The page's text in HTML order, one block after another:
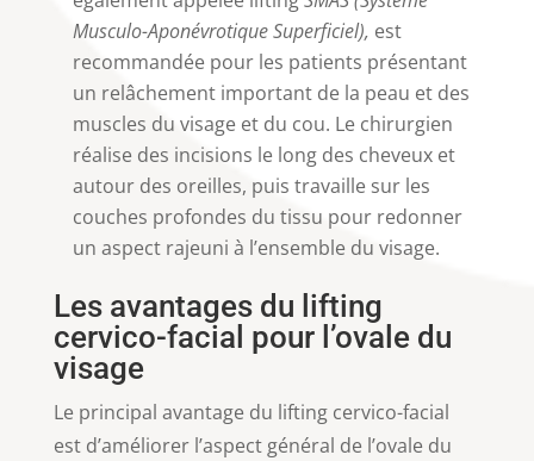
Musculo-Aponévrotique Superficiel), est
recommandée pour les patients présentant
un relâchement important de la peau et des
muscles du visage et du cou. Le chirurgien
réalise des incisions le long des cheveux et
autour des oreilles, puis travaille sur les
couches profondes du tissu pour redonner
un aspect rajeuni à l’ensemble du visage.
Les avantages du lifting
cervico-facial pour l’ovale du
visage
Le principal avantage du lifting cervico-facial
est d’améliorer l’aspect général de l’ovale du